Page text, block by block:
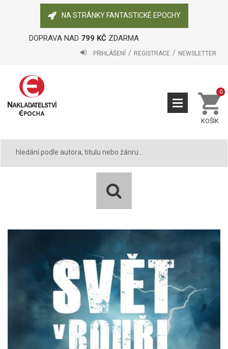
NA STRÁNKY FANTASTICKÉ EPOCHY
DOPRAVA NAD 799 KČZDARMA
PŘIHLÁŠENÍ REGISTRACE NEWSLETTER
KOŠÍK
0